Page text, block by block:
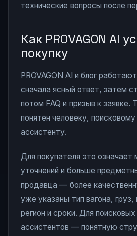
технические вопросы после
Как PROVAGON AI
покупку
PROVAGON AI и блог
сначала ясный ответ, затем
потом FAQ и призыв к заявке.
понятен человеку,
ассистенту.
Для покупателя это
уточнений и больше
продавца — более
уже указаны тип вагона, груз,
регион и сроки. Для
ассистентов — понятную